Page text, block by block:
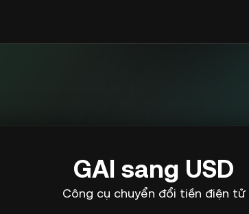
GAI sang USD
Công cụ chuyển đổi tiền điện tử